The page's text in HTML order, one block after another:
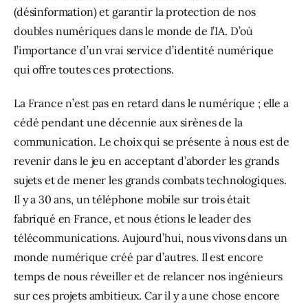
(désinformation) et garantir la protection de nos
doubles numériques dans le monde de l’IA. D’où
l’importance d’un vrai service d’identité numérique
qui offre toutes ces protections.
La France n’est pas en retard dans le numérique ; elle a
cédé pendant une décennie aux sirènes de la
communication. Le choix qui se présente à nous est de
revenir dans le jeu en acceptant d’aborder les grands
sujets et de mener les grands combats technologiques.
Il y a 30 ans, un téléphone mobile sur trois était
fabriqué en France, et nous étions le leader des
télécommunications. Aujourd’hui, nous vivons dans un
monde numérique créé par d’autres. Il est encore
temps de nous réveiller et de relancer nos ingénieurs
sur ces projets ambitieux. Car il y a une chose encore